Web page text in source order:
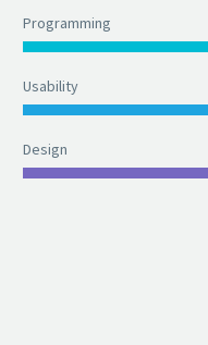
Programming
Usability
Design